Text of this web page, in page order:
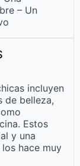
– Un
incluyen
de belleza,
Estos
y una
hace muy